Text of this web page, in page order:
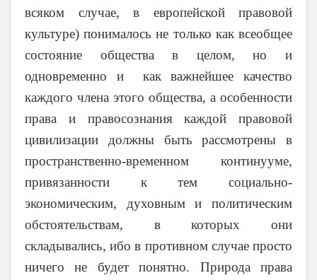
всяком случае, в европейской правовой
культуре) понималось не только как всеобщее
состояние общества в целом, но и
одновременно и как важнейшее качество
каждого члена этого общества, а особенности
права и правосознания каждой правовой
цивилизации должны быть рассмотрены в
пространственно-временном континууме,
привязанности к тем социально-
экономическим, духовным и политическим
обстоятельствам, в которых они
складывались, ибо в противном случае просто
ничего не будет понятно. Природа права